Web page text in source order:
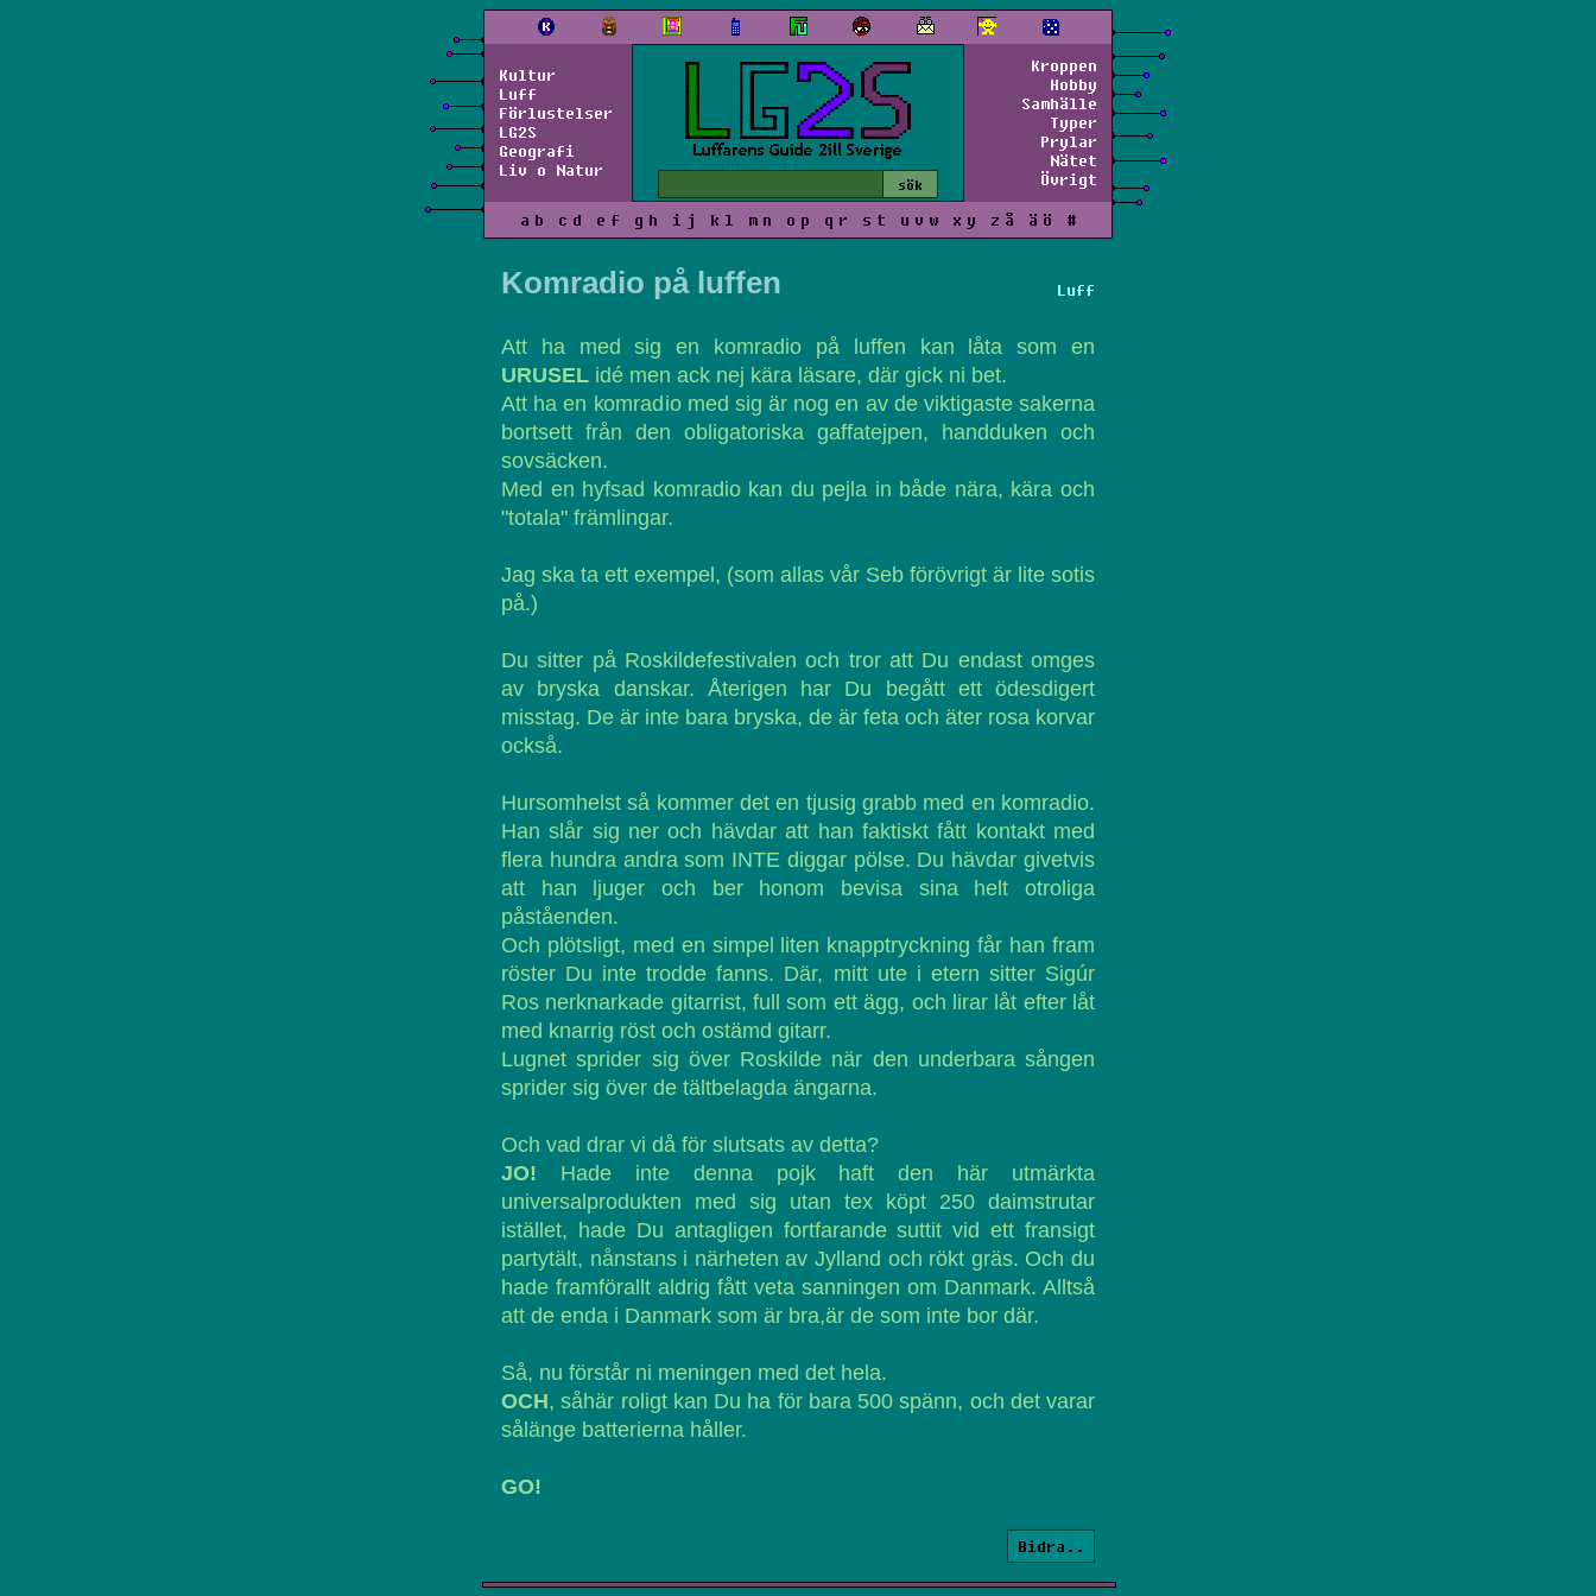
Kultur
Luff
Förlustelser
LG2S
Geografi
Liv o Natur
Kroppen
Hobby
Samhälle
Typer
Prylar
Nätet
Övrigt
a b c d e f g h i j k l m n o p q r s t u v w x y z å ä ö #
Luff
Komradio på luffen
Att ha med sig en komradio på luffen kan låta som en
URUSEL idé men ack nej kära läsare, där gick ni bet.
Att ha en komradio med sig är nog en av de viktigaste sakerna
bortsett från den obligatoriska gaffatejpen, handduken och
sovsäcken.
Med en hyfsad komradio kan du pejla in både nära, kära och
"totala" främlingar.
Jag ska ta ett exempel, (som allas vår Seb förövrigt är lite sotis
på.)
Du sitter på Roskildefestivalen och tror att Du endast omges
av bryska danskar. Återigen har Du begått ett ödesdigert
misstag. De är inte bara bryska, de är feta och äter rosa korvar
också.
Hursomhelst så kommer det en tjusig grabb med en komradio.
Han slår sig ner och hävdar att han faktiskt fått kontakt med
flera hundra andra som INTE diggar pölse. Du hävdar givetvis
att han ljuger och ber honom bevisa sina helt otroliga
påståenden.
Och plötsligt, med en simpel liten knapptryckning får han fram
röster Du inte trodde fanns. Där, mitt ute i etern sitter Sigúr
Ros nerknarkade gitarrist, full som ett ägg, och lirar låt efter låt
med knarrig röst och ostämd gitarr.
Lugnet sprider sig över Roskilde när den underbara sången
sprider sig över de tältbelagda ängarna.
Och vad drar vi då för slutsats av detta?
JO! Hade inte denna pojk haft den här utmärkta
universalprodukten med sig utan tex köpt 250 daimstrutar
istället, hade Du antagligen fortfarande suttit vid ett fransigt
partytält, nånstans i närheten av Jylland och rökt gräs. Och du
hade framförallt aldrig fått veta sanningen om Danmark. Alltså
att de enda i Danmark som är bra,är de som inte bor där.
Så, nu förstår ni meningen med det hela.
OCH, såhär roligt kan Du ha för bara 500 spänn, och det varar
sålänge batterierna håller.
GO!
Bidra..